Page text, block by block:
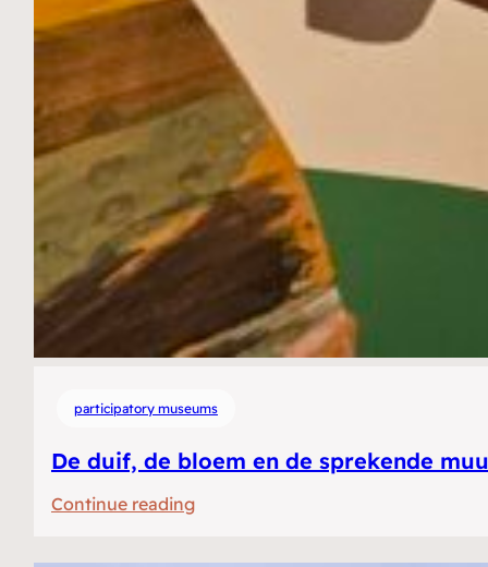
participatory museums
De duif, de bloem en de sprekende
Continue reading:
duif,